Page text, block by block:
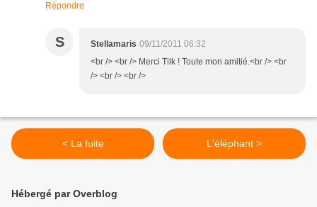
Répondre
S Stellamaris 09/11/2011 06:32
<br /> <br /> Merci Tilk ! Toute mon amitié.<br /> <br
/> <br /> <br />
< La fuite L'éléphant >
Hébergé par Overblog